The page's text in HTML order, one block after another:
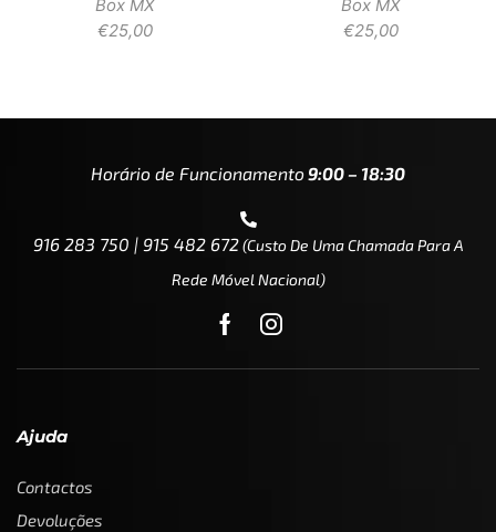
Box MX
€25,00
Box MX
€25,00
Horário de Funcionamento9:00 – 18:30
916 283 750 | 915 482 672(custo De Uma Chamada Para A
Rede Móvel Nacional)
Ajuda
Contactos
Devoluções